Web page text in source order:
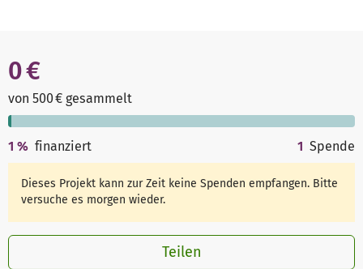
0 €
von 500 € gesammelt
1 % finanziert 1 Spende
Dieses Projekt kann zur Zeit keine Spenden empfangen. Bitte
versuche es morgen wieder.
Teilen